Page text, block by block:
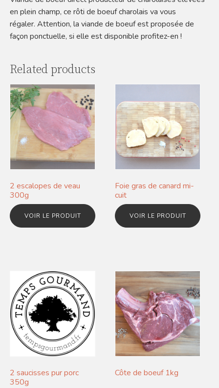
en plein champ, ce rôti de boeuf charolais va vous
régaler. Attention, la viande de boeuf est proposée de
façon ponctuelle, si elle est disponible profitez-en !
Related products
2 escalopes de veau
300g
VOIR LE PRODUIT
Foie gras de canard mi-
cuit
VOIR LE PRODUIT
2 saucisses pur porc
350g
Côte de boeuf 1kg